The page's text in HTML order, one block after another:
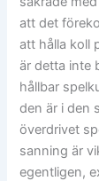
att det
att hålla koll
är detta inte
hållbar
den är i den
överdrivet
sanning är
egentligen,